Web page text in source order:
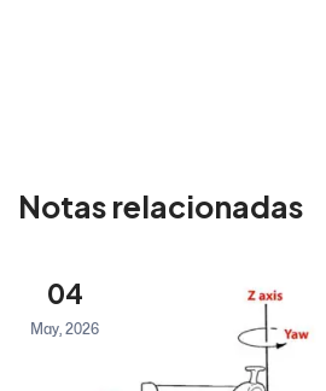
Notas relacionadas
04
May, 2026